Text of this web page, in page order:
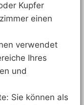
Kupfer
einen
verwendet
Ihres
und
Sie können als